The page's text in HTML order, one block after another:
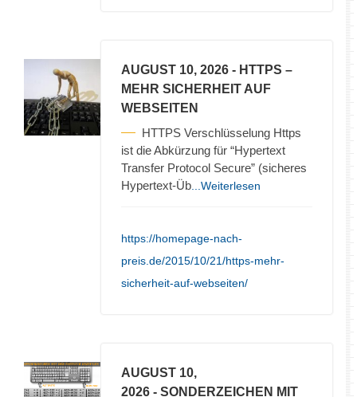
AUGUST 10, 2026 - HTTPS –
MEHR SICHERHEIT AUF
WEBSEITEN
HTTPS Verschlüsselung Https
ist die Abkürzung für “Hypertext
Transfer Protocol Secure” (sicheres
Hypertext-Üb ...Weiterlesen
https://homepage-nach-
preis.de/2015/10/21/https-mehr-
sicherheit-auf-webseiten/
AUGUST 10,
2026 - SONDERZEICHEN MIT